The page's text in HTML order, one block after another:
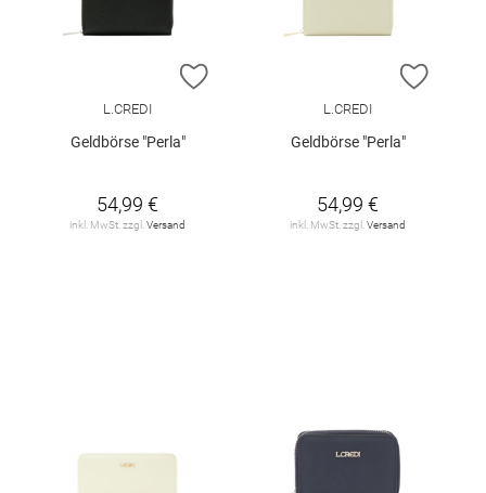
ZUR WUNSCHLISTE HINZUFÜGEN
L.CREDI
Geldbörse "Perla"
54,99 €
inkl. MwSt. zzgl. Versand
ZUR
L.CREDI
Geldbörse "Perla"
54,99 €
inkl. MwSt. zzgl. Versand